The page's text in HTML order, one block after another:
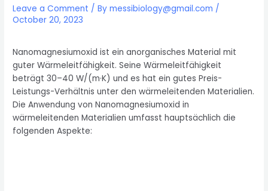
Leave a Comment / Bymessibiology@gmail.com /
October 20, 2023
Nanomagnesiumoxid ist ein anorganisches Material mit
guter Wärmeleitfähigkeit. Seine Wärmeleitfähigkeit
beträgt 30–40 W/(m·K) und es hat ein gutes Preis-
Leistungs-Verhältnis unter den wärmeleitenden Materialien.
Die Anwendung von Nanomagnesiumoxid in
wärmeleitenden Materialien umfasst hauptsächlich die
folgenden Aspekte: